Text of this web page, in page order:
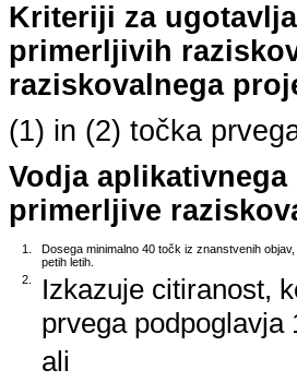
Kriteriji za
primerljivih
raziskovalnega
(1) in (2) točka
Vodja
primerljive
1.
Dosega minimalno 40 točk iz znanstvenih
petih letih.
2.
Izkazuje citiranost,
prvega podpoglavja
ali